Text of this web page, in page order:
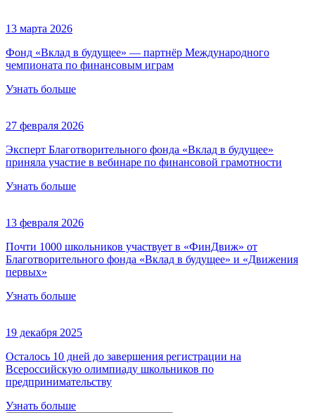
13 марта 2026
Фонд «Вклад в будущее» — партнёр Международного
чемпионата по финансовым играм
Узнать больше
27 февраля 2026
Эксперт Благотворительного фонда «Вклад в будущее»
приняла участие в вебинаре по финансовой грамотности
Узнать больше
13 февраля 2026
Почти 1000 школьников участвует в «ФинДвиж» от
Благотворительного фонда «Вклад в будущее» и «Движения
первых»
Узнать больше
19 декабря 2025
Осталось 10 дней до завершения регистрации на
Всероссийскую олимпиаду школьников по
предпринимательству
Узнать больше